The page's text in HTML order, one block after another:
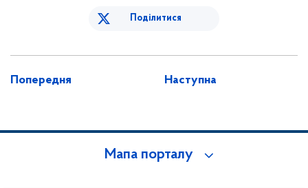
Поділитися
Попередня Наступна
Мапа порталу